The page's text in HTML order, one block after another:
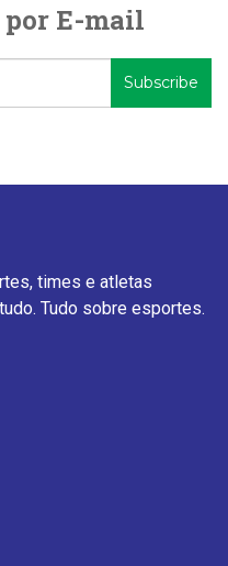
por E-mail
times e atletas
Tudo sobre esportes.